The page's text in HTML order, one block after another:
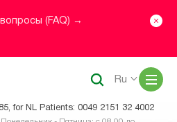
(FAQ) →
for NL Patients: 0049 2151 32 4002
Ru